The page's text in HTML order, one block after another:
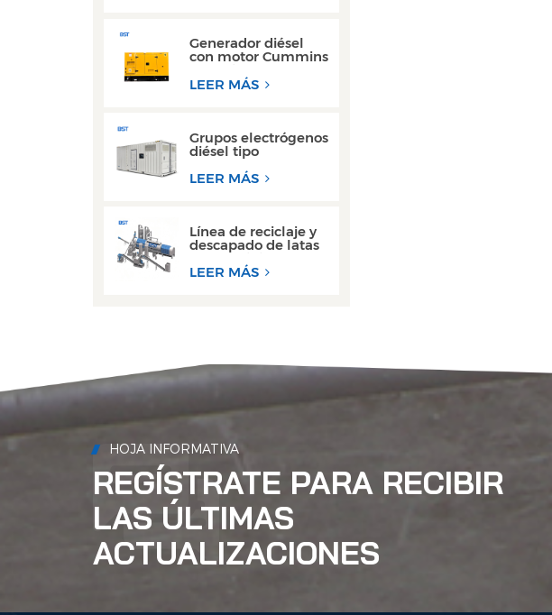
Generador diésel
con motor Cummins
silencioso de 100
LEER MÁS
Grupos electrógenos
diésel tipo
contenedor de 300
kW y 350 kVA, los
LEER MÁS
Línea de reciclaje y
descapado de latas
de aluminio de
desecho de alto
LEER MÁS
HOJA INFORMATIVA
REGÍSTRATE PARA RECIBIR
LAS ÚLTIMAS
ACTUALIZACIONES